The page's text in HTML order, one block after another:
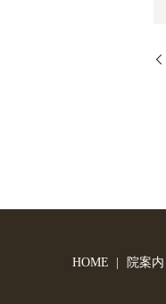
HOME 院案内